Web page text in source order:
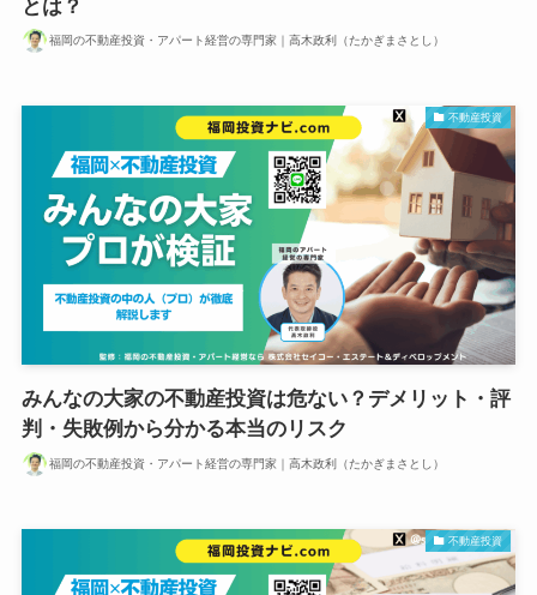
とは？
福岡の不動産投資・アパート経営の専門家｜高木政利（たかぎまさとし）
不動産投資
みんなの大家の不動産投資は危ない？デメリット・評
判・失敗例から分かる本当のリスク
福岡の不動産投資・アパート経営の専門家｜高木政利（たかぎまさとし）
不動産投資